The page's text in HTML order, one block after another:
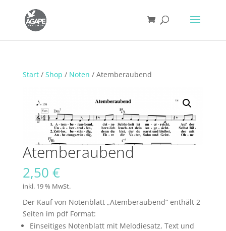
Start/ Shop / Noten / Atemberaubend
Atemberaubend
2,50 €
inkl. 19 % MwSt.
Der Kauf von Notenblatt „Atemberaubend“ enthält 2
Seiten im pdf Format:
Einseitiges Notenblatt mit Melodiesatz, Text und